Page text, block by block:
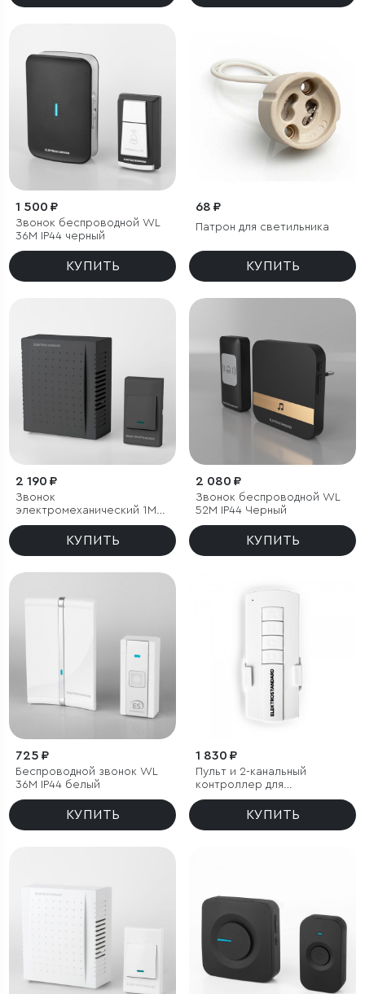
1 500 ₽
Звонок беспроводной WL
36M IP44 черный
КУПИТЬ
68 ₽
Патрон для светильника
КУПИТЬ
2 190 ₽
Звонок
электромеханический 1M
IP44
КУПИТЬ
2 080 ₽
Звонок беспроводной WL
52M IP44 Черный
КУПИТЬ
725 ₽
Беспроводной звонок WL
36M IP44 белый
КУПИТЬ
1 830 ₽
Пульт и 2-канальный
контроллер для
дистанционного управления
освещениемКУПИТЬ